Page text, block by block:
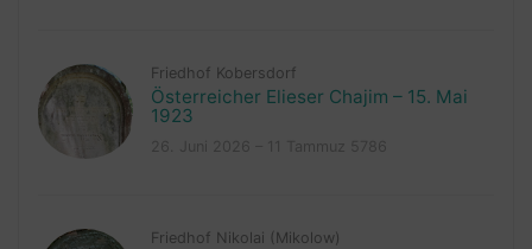
Friedhof Kobersdorf
Österreicher Elieser Chajim – 15. Mai
1923
Friedhof Nikolai (Mikolow)